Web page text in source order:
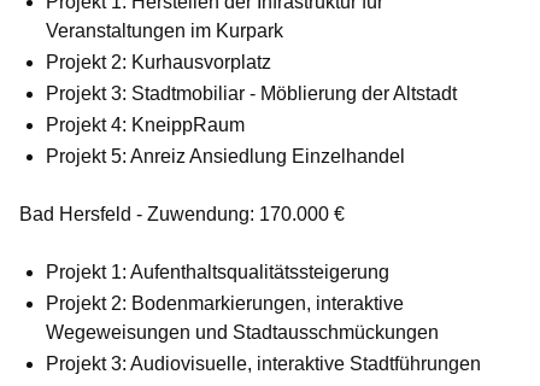
Veranstaltungen im Kurpark
Projekt 2: Kurhausvorplatz
Projekt 3: Stadtmobiliar - Möblierung der Altstadt
Projekt 4: KneippRaum
Projekt 5: Anreiz Ansiedlung Einzelhandel
Bad Hersfeld - Zuwendung: 170.000 €
Projekt 1: Aufenthaltsqualitätssteigerung
Projekt 2: Bodenmarkierungen, interaktive
Wegeweisungen und Stadtausschmückungen
Projekt 3: Audiovisuelle, interaktive Stadtführungen